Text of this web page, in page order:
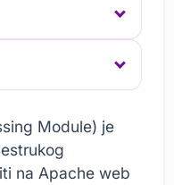
Module) je
na Apache web